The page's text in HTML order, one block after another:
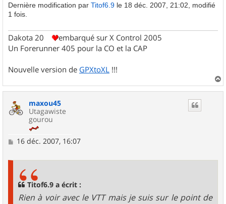
Dernière modification par Titof6.9 le 18 déc. 2007, 21:02, modifié
1 fois.
Dakota 20
embarqué sur X Control 2005
Un Forerunner 405 pour la CO et la CAP
Nouvelle version de GPXtoXL !!!
a
maxou45
Utagawiste
gourou
M16 déc. 2007, 16:07
Titof6.9 a écrit :
Rien à voir avec le VTT mais je suis sur le point de